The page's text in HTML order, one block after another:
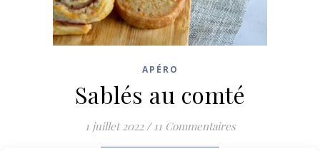
APÉRO
Sablés au comté
1 juillet 2022 / 11 Commentaires